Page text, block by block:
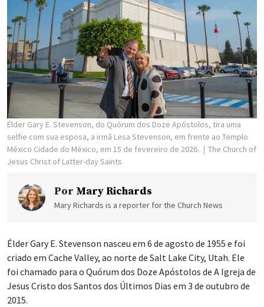
Élder Gary E. Stevenson, do Quórum dos Doze Apóstolos, tira uma
selfie com sua esposa, a irmã Lesa Stevenson, em frente ao Templo
México Cidade do México, em 15 de fevereiro de 2026.
The Church of
Jesus Christ of Latter-day Saints
Por Mary Richards
Mary Richards is a reporter for the Church News
Élder Gary E. Stevenson nasceu em 6 de agosto de 1955 e foi
criado em Cache Valley, ao norte de Salt Lake City, Utah. Ele
foi chamado para o Quórum dos Doze Apóstolos de A Igreja de
Jesus Cristo dos Santos dos Últimos Dias em 3 de outubro de
2015.